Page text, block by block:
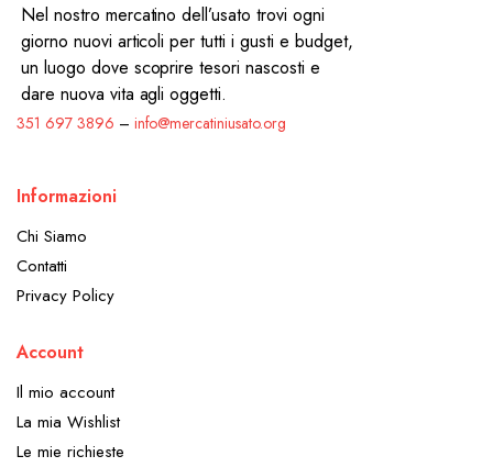
Nel nostro mercatino dell’usato trovi ogni
giorno nuovi articoli per tutti i gusti e budget,
un luogo dove scoprire tesori nascosti e
dare nuova vita agli oggetti.
351 697 3896 – info@mercatiniusato.org
Informazioni
Chi Siamo
Contatti
Privacy Policy
Account
Il mio account
La mia Wishlist
Le mie richieste